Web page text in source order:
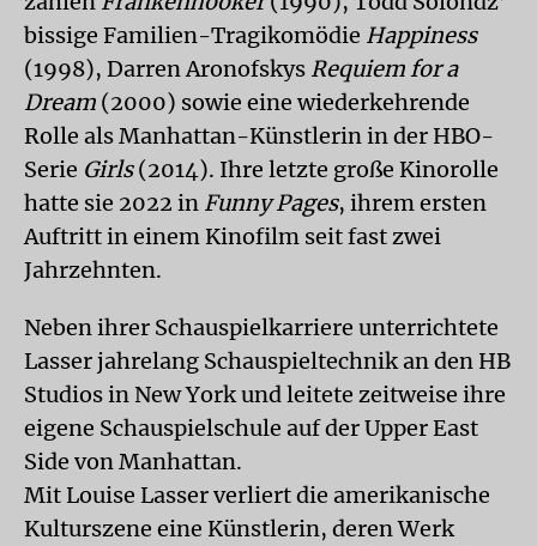
bissige Familien-Tragikomödie Happiness
(1998), Darren Aronofskys Requiem for a
Dream (2000) sowie eine wiederkehrende
Rolle als Manhattan-Künstlerin in der HBO-
Serie Girls(2014). Ihre letzte große Kinorolle
hatte sie 2022 in Funny Pages, ihrem ersten
Auftritt in einem Kinofilm seit fast zwei
Jahrzehnten.
Neben ihrer Schauspielkarriere unterrichtete
Lasser jahrelang Schauspieltechnik an den HB
Studios in New York und leitete zeitweise ihre
eigene Schauspielschule auf der Upper East
Side von Manhattan.
Mit Louise Lasser verliert die amerikanische
Kulturszene eine Künstlerin, deren Werk